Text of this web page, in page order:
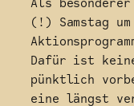
(!) Samstag
Dafür ist
pünktlich
eine längst